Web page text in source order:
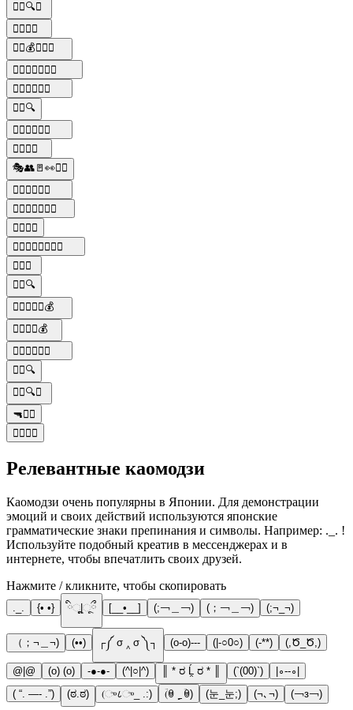
🕵️‍♂️🔍👀
🕵️‍♂️🔎👻
🕵️‍♂️💰💼🔫👑
🕵️‍♂️🔫🍝🍷💼🚗
🕵️‍♂️🔫👑🚬💼
🕵️‍♂️🔍
🕵️‍♂️🔫👑🚬🍝
🕵️‍♂️🔫👀
🎭👥🚪👀🕵️‍♂️
🕵️‍♂️👩‍👧‍👦💼
🕵️‍♀️👨‍👧‍👦🕵️‍♂️
🕵️‍♂️🕵️‍♀️
🕵️‍♂️👩‍👧‍👦🕵️‍♀️💥
🕵️‍♂️🔎
🕵️‍♂️🔍
🕵️‍♂️🔫👑🚬💰
🕵️‍♂️🔎🥚💰
🕵️‍♂️👩‍👧‍👦💥
🕵️‍♂️🔍
🕵️‍♂️🔍📜
🔫🕵️‍♂️
🕵️‍♂️🔺️🔺️
Релевантные каомодзи
Каомодзи очень популярны в Японии. Для демонстрации
эмоций и своих действий используются японские
грамматические знаки препинания и символы. Например: ._. !
Используйте подобный креатив в мессенджерах и в
интернете, чтобы впечатлить своих друзей.
Нажмите / кликните, чтобы скопировать
._. {• •} ིૂૂ|◌ૂྀ [__•__] (;￢＿￢) (；￢＿￢) (;¬_¬)
（；¬＿¬) (••) ┌༼ σ ‸ σ ༽┐ (o-o)--- (|-○0○) (-**) (,Ծ_Ծ,)
@|@ (o) (o) -●-●- (^|○|^) ║ * ರ Ĺ̯ ರ * ║ (`(00)`)
|∘--∘|
( “. —- .”)
(ಠ.ಠ) (ு८ு_ .:) (ؔꇵ ˻̠ ؔꇵ) (눈_눈;) (¬､¬) (￢з￢)